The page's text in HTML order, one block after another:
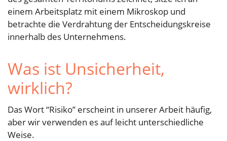
einem Arbeitsplatz mit einem Mikroskop und
betrachte die Verdrahtung der Entscheidungskreise
innerhalb des Unternehmens.
Was ist Unsicherheit,
wirklich?
Das Wort “Risiko” erscheint in unserer Arbeit häufig,
aber wir verwenden es auf leicht unterschiedliche
Weise.